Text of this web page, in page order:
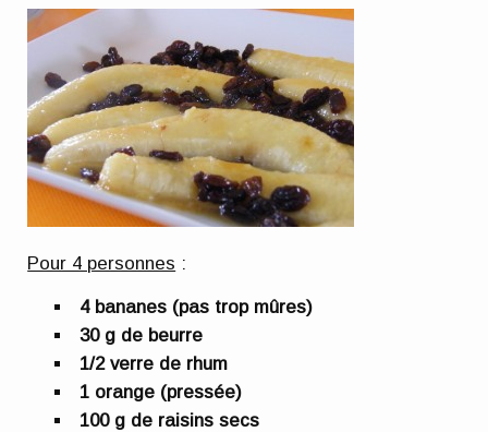
Pour 4 personnes :
4 bananes (pas trop mûres)
30 g de beurre
1/2 verre de rhum
1 orange (pressée)
100 g de raisins secs